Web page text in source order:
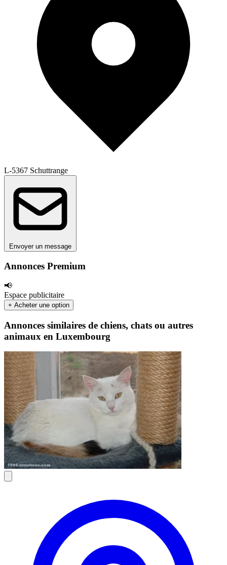
Annonces Premium
📢
Espace publicitaire
+ Acheter une option
L-5367 Schuttrange
Envoyer un message
Annonces similaires de chiens, chats ou autres
animaux en Luxembourg